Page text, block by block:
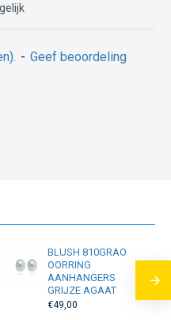
- Geef beoordeling
BLUSH 810GRAO
OORRING
AANHANGERS
GRIJZE AGAAT
€49,00